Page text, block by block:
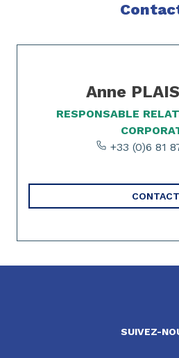
Page 1 of 1
Anne
RESPONSABLE
+33 (0)6 81
CONTACT
SUIVEZ-